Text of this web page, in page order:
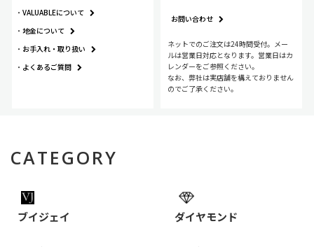
VALUABLEについて
地金について
お手入れ・取り扱い
よくあるご質問
お問い合わせ
ネットでのご注文は24時間受付。メー
ルは営業日対応となります。営業日はカ
レンダーをご参照ください。
なお、弊社は実店舗を構えておりません
のでご了承ください。
CATEGORY
ブイジェイ ダイヤモンド